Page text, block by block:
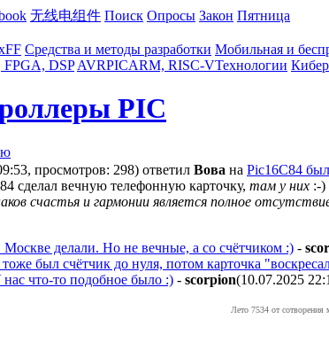
无线电组件 Поиск Опросы Закон Пятница
Средства и методы разработки Мобильная и
FPGA, DSP AVRPICARM, RISC-VТехнологии
PIC
просмотров: 298) ответил Boвa на Pic16C84
сделал вечную телефонную карточку, там у них :-)
счастья и гармонии является полное
делали. Но не вечные, а со счётчиком :) -
был счётчик до нуля, потом карточка
что-то подобное было :) - scorpion(10.07.2025
Лето 7534 от сотворения